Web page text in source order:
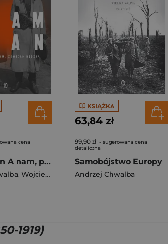
cena
Cham i pan A nam, prostym, zewsząd nędza?
, Wojciech Harpula
KSIĄŻKA
63,84 zł
99,90 zł - sugerowana cena
detaliczna
Samobójstwo Europy
Andrzej Chwalba
1919)